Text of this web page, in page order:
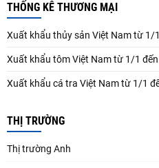
THỐNG KÊ THƯƠNG MẠI
Xuất khẩu thủy sản Việt Nam từ
Xuất khẩu tôm Việt Nam từ 1/1
Xuất khẩu cá tra Việt Nam từ 1/1
THỊ TRƯỜNG
Thị trường Anh